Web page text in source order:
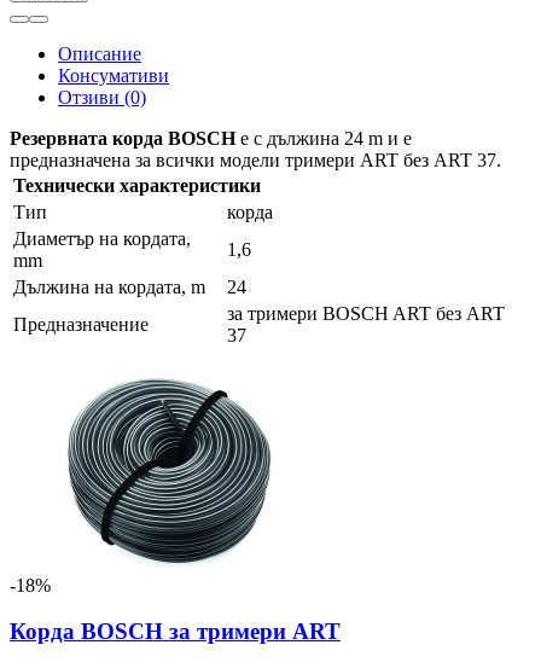
Описание
Консумативи
Отзиви (0)
Резервната корда BOSCHе с дължина 24 m и е
предназначена за всички модели тримери ART без ART 37.
Технически характеристики
Тип
корда
Диаметър на кордата,
mm
1,6
Дължина на кордата, m
24
Предназначение
за тримери BOSCH ART без ART
37
-18%
Корда BOSCH за тримери ART